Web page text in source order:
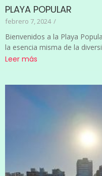
PLAYA POPULAR
febrero 7, 2024 /
Bienvenidos a la Playa
la esencia misma de la
Leer más